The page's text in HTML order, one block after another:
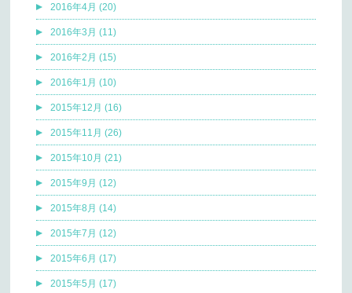
2016年4月 (20)
2016年3月 (11)
2016年2月 (15)
2016年1月 (10)
2015年12月 (16)
2015年11月 (26)
2015年10月 (21)
2015年9月 (12)
2015年8月 (14)
2015年7月 (12)
2015年6月 (17)
2015年5月 (17)